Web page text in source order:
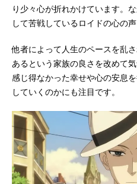
り少々心が折れかけています。
して苦戦しているロイドの心の
他者によって人生のペースを乱
あるという家族の良さを改めて
感じ得なかった幸せや心の安息
していくのかにも注目です。